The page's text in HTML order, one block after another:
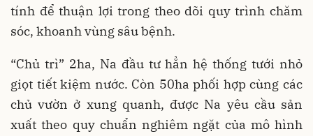
tính để thuận lợi trong theo dõi quy trình chăm
sóc, khoanh vùng sâu bệnh.
“Chủ trì” 2ha, Na đầu tư hẳn hệ thống tưới nhỏ
giọt tiết kiệm nước. Còn 50ha phối hợp cùng các
chủ vườn ở xung quanh, được Na yêu cầu sản
xuất theo quy chuẩn nghiêm ngặt của mô hình